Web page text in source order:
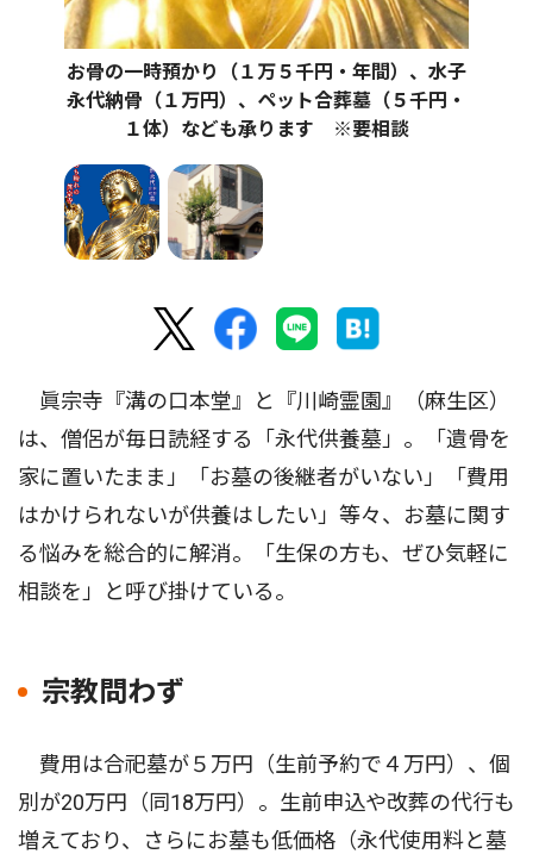
お骨の一時預かり（１万５千円・年間）、水子
永代納骨（１万円）、ペット合葬墓（５千円・
１体）なども承ります ※要相談
眞宗寺『溝の口本堂』と『川崎霊園』（麻生区）
は、僧侶が毎日読経する「永代供養墓」。「遺骨を
家に置いたまま」「お墓の後継者がいない」「費用
はかけられないが供養はしたい」等々、お墓に関す
る悩みを総合的に解消。「生保の方も、ぜひ気軽に
相談を」と呼び掛けている。
宗教問わず
費用は合祀墓が５万円（生前予約で４万円）、個
別が20万円（同18万円）。生前申込や改葬の代行も
増えており、さらにお墓も低価格（永代使用料と墓